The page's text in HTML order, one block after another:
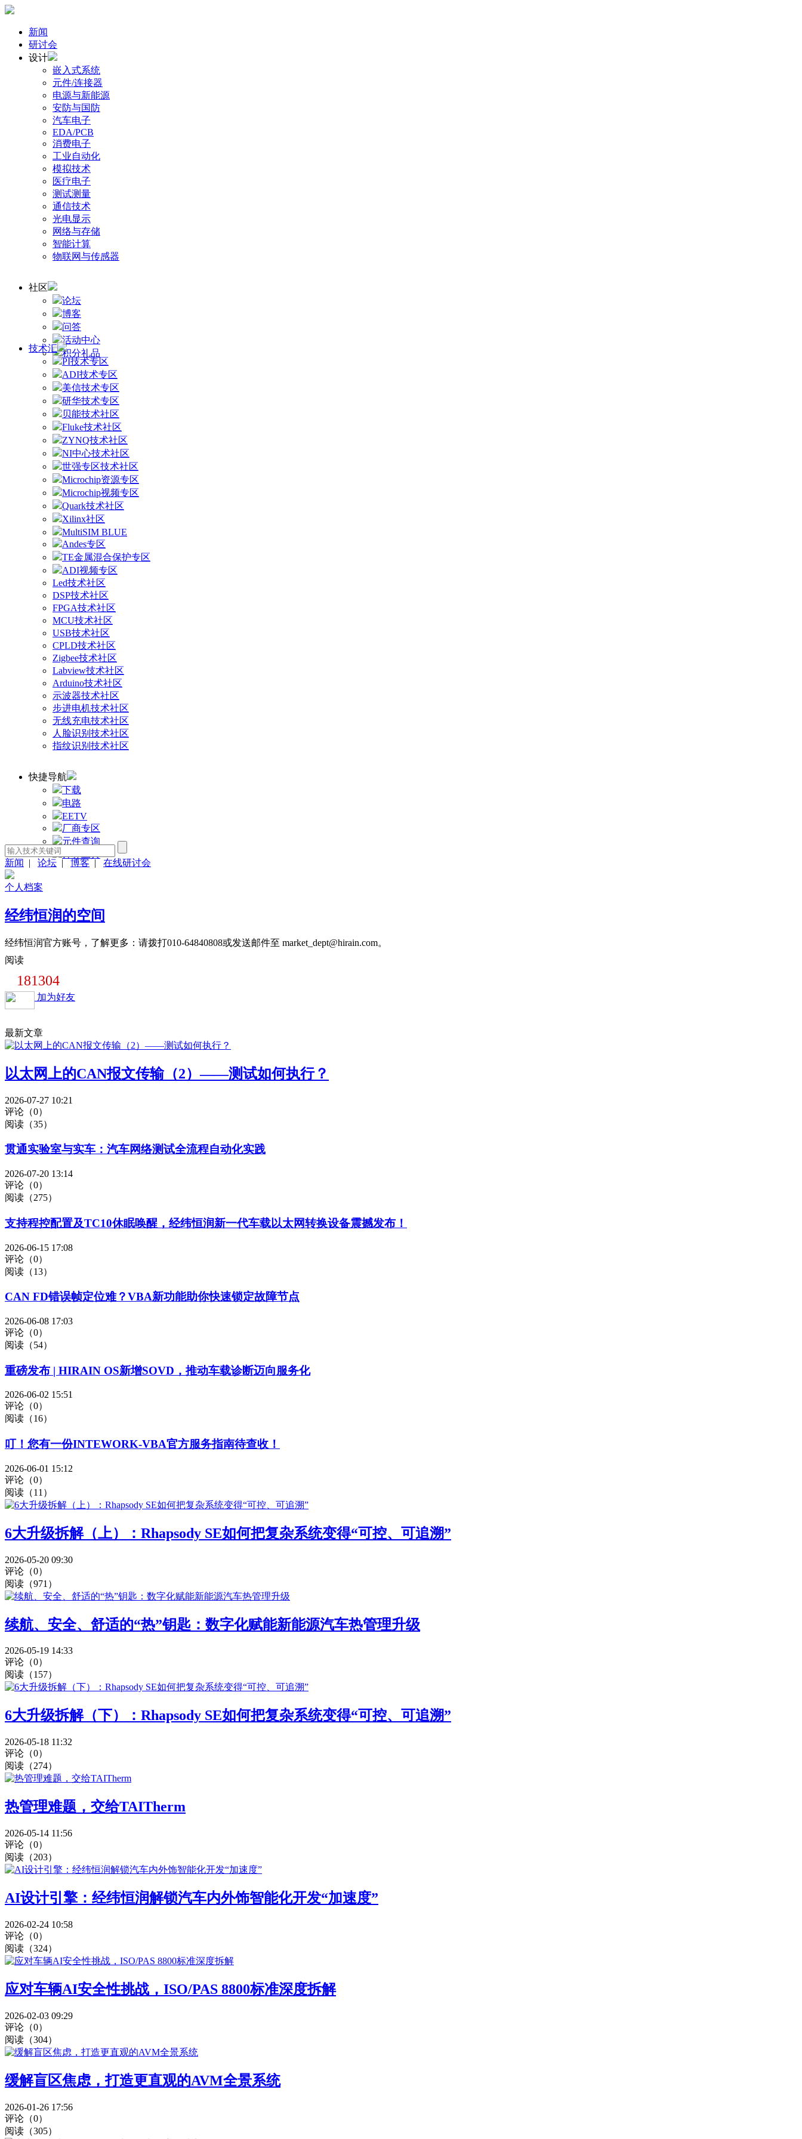
新闻
研讨会
设计
嵌入式系统
元件/连接器
电源与新能源
安防与国防
汽车电子
EDA/PCB
消费电子
工业自动化
模拟技术
医疗电子
测试测量
通信技术
光电显示
网络与存储
智能计算
物联网与传感器
社区
论坛
博客
问答
活动中心
积分礼品
技术汇
PI技术专区
ADI技术专区
美信技术专区
研华技术专区
贝能技术社区
Fluke技术社区
ZYNQ技术社区
NI中心技术社区
世强专区技术社区
Microchip资源专区
Microchip视频专区
Quark技术社区
Xilinx社区
MultiSIM BLUE
Andes专区
TE金属混合保护专区
ADI视频专区
Led技术社区
DSP技术社区
FPGA技术社区
MCU技术社区
USB技术社区
CPLD技术社区
Zigbee技术社区
Labview技术社区
Arduino技术社区
示波器技术社区
步进电机技术社区
无线充电技术社区
人脸识别技术社区
指纹识别技术社区
快捷导航
下载
电路
EETV
厂商专区
元件查询
计算工具
新闻
| 论坛 | 博客 | 在线研讨会
个人档案
经纬恒润的空间
经纬恒润官方账号，了解更多：请拨打010-64840808或发送邮件至 market_dept@hirain.com。
阅读
181304
加为好友
最新文章
以太网上的CAN报文传输（2）——测试如何执行？
2026-07-27 10:21
评论（0）
阅读（35）
贯通实验室与实车：汽车网络测试全流程自动化实践
2026-07-20 13:14
评论（0）
阅读（275）
支持程控配置及TC10休眠唤醒，经纬恒润新一代车载以太网转换设备震撼发布！
2026-06-15 17:08
评论（0）
阅读（13）
CAN FD错误帧定位难？VBA新功能助你快速锁定故障节点
2026-06-08 17:03
评论（0）
阅读（54）
重磅发布 | HIRAIN OS新增SOVD，推动车载诊断迈向服务化
2026-06-02 15:51
评论（0）
阅读（16）
叮！您有一份INTEWORK-VBA官方服务指南待查收！
2026-06-01 15:12
评论（0）
阅读（11）
6大升级拆解（上）：Rhapsody SE如何把复杂系统变得“可控、可追溯”
2026-05-20 09:30
评论（0）
阅读（971）
续航、安全、舒适的“热”钥匙：数字化赋能新能源汽车热管理升级
2026-05-19 14:33
评论（0）
阅读（157）
6大升级拆解（下）：Rhapsody SE如何把复杂系统变得“可控、可追溯”
2026-05-18 11:32
评论（0）
阅读（274）
热管理难题，交给TAITherm
2026-05-14 11:56
评论（0）
阅读（203）
AI设计引擎：经纬恒润解锁汽车内外饰智能化开发“加速度”
2026-02-24 10:58
评论（0）
阅读（324）
应对车辆AI安全性挑战，ISO/PAS 8800标准深度拆解
2026-02-03 09:29
评论（0）
阅读（304）
缓解盲区焦虑，打造更直观的AVM全景系统
2026-01-26 17:56
评论（0）
阅读（305）